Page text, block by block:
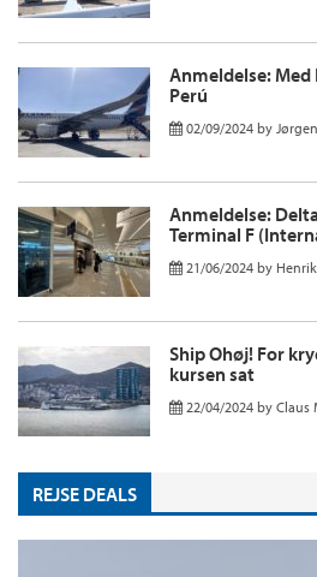
Anmeldelse: Med
Perú
02/09/2024 by
Anmeldelse:
Terminal F
21/06/2024 by
Ship Ohøj! For
kursen sat
22/04/2024 by Claus
REJSE DEALS